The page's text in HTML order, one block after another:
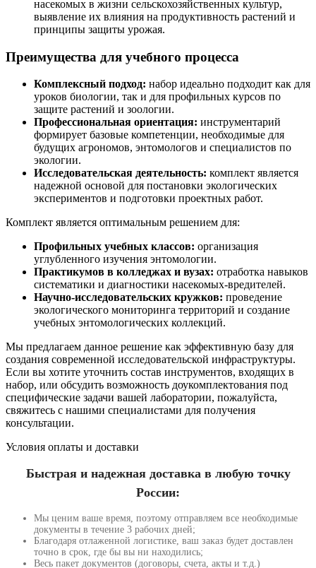
насекомых в жизни сельскохозяйственных культур,
выявление их влияния на продуктивность растений и
принципы защиты урожая.
Преимущества для учебного процесса
Комплексный подход: набор идеально подходит как для
уроков биологии, так и для профильных курсов по
защите растений и зоологии.
Профессиональная ориентация: инструментарий
формирует базовые компетенции, необходимые для
будущих агрономов, энтомологов и специалистов по
экологии.
Исследовательская деятельность: комплект является
надежной основой для постановки экологических
экспериментов и подготовки проектных работ.
Комплект является оптимальным решением для:
Профильных учебных классов: организация
углубленного изучения энтомологии.
Практикумов в колледжах и вузах: отработка навыков
систематики и диагностики насекомых-вредителей.
Научно-исследовательских кружков: проведение
экологического мониторинга территорий и создание
учебных энтомологических коллекций.
Мы предлагаем данное решение как эффективную базу для
создания современной исследовательской инфраструктуры.
Если вы хотите уточнить состав инструментов, входящих в
набор, или обсудить возможность доукомплектования под
специфические задачи вашей лаборатории, пожалуйста,
свяжитесь с нашими специалистами для получения
консультации.
Условия оплаты и доставки
Быстрая и надежная доставка в любую точку
России:
Мы ценим ваше время, поэтому отправляем все необходимые
документы в течение 3 рабочих дней;
Благодаря отлаженной логистике, ваш заказ будет доставлен
точно в срок, где бы вы ни находились;
Весь пакет документов (договоры, счета, акты и т.д.)